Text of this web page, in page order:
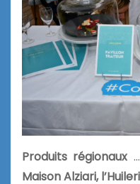
Produits régionaux
Maison Alziari,